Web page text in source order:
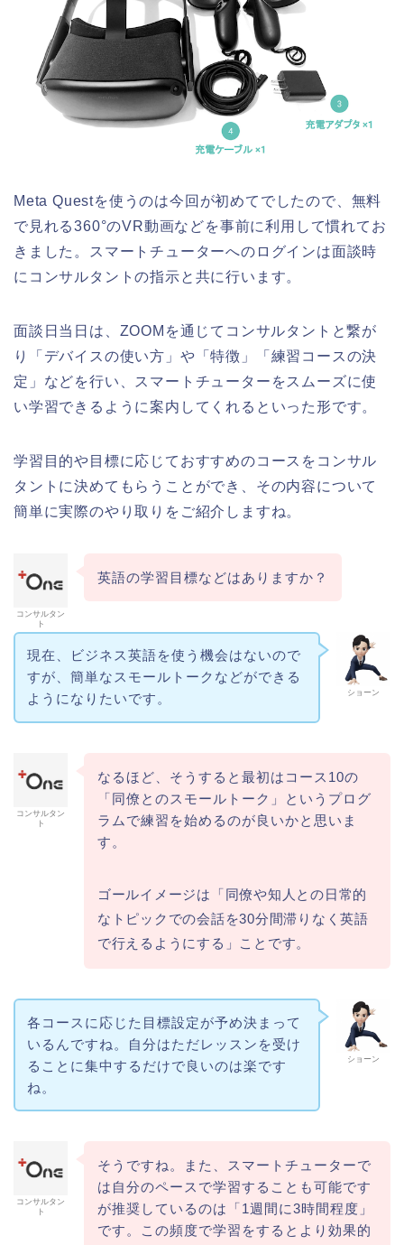
Meta Questを使うのは今回が初めてでしたので、無料
で見れる360°のVR動画などを事前に利用して慣れてお
きました。スマートチューターへのログインは面談時
にコンサルタントの指示と共に行います。
面談日当日は、ZOOMを通じてコンサルタントと繋が
り「デバイスの使い方」や「特徴」「練習コースの決
定」などを行い、スマートチューターをスムーズに使
い学習できるように案内してくれるといった形です。
学習目的や目標に応じておすすめのコースをコンサル
タントに決めてもらうことができ、その内容について
簡単に実際のやり取りをご紹介しますね。
コンサルタン
ト
英語の学習目標などはありますか？
ショーン
現在、ビジネス英語を使う機会はないので
すが、簡単なスモールトークなどができる
ようになりたいです。
コンサルタン
ト
なるほど、そうすると最初はコース10の
「同僚とのスモールトーク」というプログ
ラムで練習を始めるのが良いかと思いま
す。
ゴールイメージは「同僚や知人との日常的
なトピックでの会話を30分間滞りなく英語
で行えるようにする」ことです。
ショーン
各コースに応じた目標設定が予め決まって
いるんですね。自分はただレッスンを受け
ることに集中するだけで良いのは楽です
ね。
コンサルタン
ト
そうですね。また、スマートチューターで
は自分のペースで学習することも可能です
が推奨しているのは「1週間に3時間程度」
です。この頻度で学習をするとより効果的